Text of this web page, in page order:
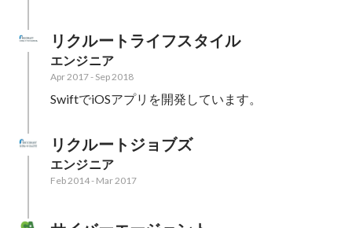
リクルートライフスタイル
エンジニア
Apr 2017- Sep 2018
SwiftでiOSアプリを開発しています。
リクルートジョブズ
エンジニア
Feb 2014- Mar 2017